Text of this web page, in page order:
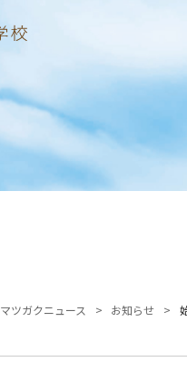
マツガクニュース お知らせ